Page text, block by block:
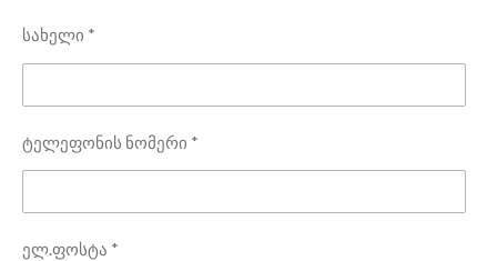
სახელი *
ტელეფონის ნომერი *
ელ.ფოსტა *